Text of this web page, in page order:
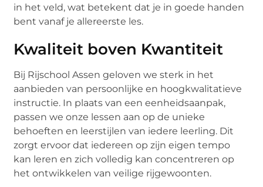
in het veld, wat betekent dat je in goede handen
bent vanaf je allereerste les.
Kwaliteit boven Kwantiteit
Bij Rijschool Assen geloven we sterk in het
aanbieden van persoonlijke en hoogkwalitatieve
instructie. In plaats van een eenheidsaanpak,
passen we onze lessen aan op de unieke
behoeften en leerstijlen van iedere leerling. Dit
zorgt ervoor dat iedereen op zijn eigen tempo
kan leren en zich volledig kan concentreren op
het ontwikkelen van veilige rijgewoonten.